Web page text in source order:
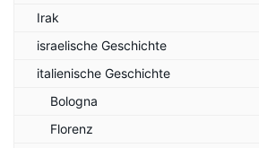
Irak
israelische Geschichte
italienische Geschichte
Bologna
Florenz